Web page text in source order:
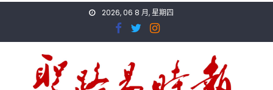
2026, 06 8 月, 星期四